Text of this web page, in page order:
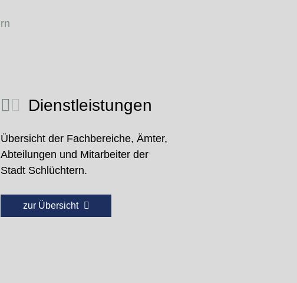
Dienstleistungen
Übersicht der Fachbereiche, Ämter,
Abteilungen und Mitarbeiter der
Stadt Schlüchtern.
zur Übersicht